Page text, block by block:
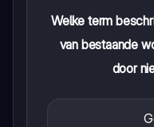
Welke term
van bestaande
door